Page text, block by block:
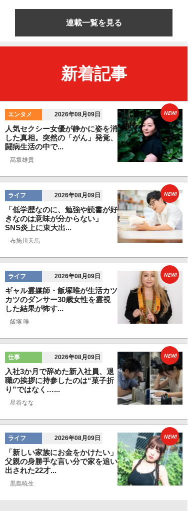
連載一覧を見る
新着記事
エンタメ 2026年08月09日
人気セクシー女優が静かに姿を消
した真相。突然の「がん」発覚、
闘病生活の中で...
髙坂雄貴
NEW!
ライフ 2026年08月09日
「低学歴なのに、勉強や読書が好
きなのは意味が分からない」
SNS炎上に東大出...
布施川天馬
NEW!
ライフ 2026年08月09日
ギャル霊媒師・飯塚唯が生活カツ
カツのダンサー30歳女性を霊視
した結果が怖す...
飯塚 唯
NEW!
仕事 2026年08月09日
入社3か月で辞めた新入社員、退
職の挨拶に持参したのは“菓子折
り”ではなく…...
星谷なな
NEW!
ライフ 2026年08月09日
「新しい家族にお金をかけたい」
父親の身勝手な言い分で家を追い
出された22才...
黒島暁生
NEW!